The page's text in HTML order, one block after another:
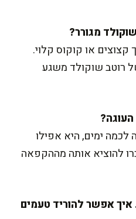
קצוצים או קוקוס קלוי.
רוטב שוקולד משגע
ימים, היא אפילו
להוציא אותה מההקפאה
איך אפשר להוריד טעמים